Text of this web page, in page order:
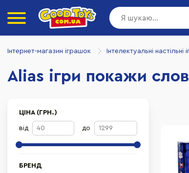
Інтернет-магазин іграшок Інтелектуальні настільні
Alias ігри покажи
ЦІНА (ГРН.)
від до
БРЕНД